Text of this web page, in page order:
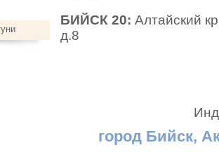
БИЙСК 20: Алтайский
д.8
город Бийск,